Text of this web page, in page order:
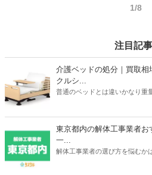
ので、ぜひご覧ください。1/8
注目記事
介護ベッドの処分｜買取相
クルシ...
普通のベッドとは違いかなり重
相場や、おすすめの買取業者3
らいで売れるのか？確認してみ
東京都内の解体工事業者おすすめ10選
一...
解体工事業者の選び方を悩むか